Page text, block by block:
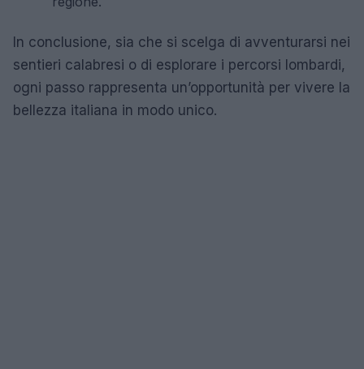
In conclusione, sia che si scelga di avventurarsi nei
sentieri calabresi o di esplorare i percorsi lombardi,
ogni passo rappresenta un’opportunità per vivere la
bellezza italiana in modo unico.